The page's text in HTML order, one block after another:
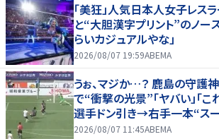
「美狂」人気日本人女子レス
と“大胆漢字プリント”のノー
らいカジュアルやな」
2026/08/07 19:59ABEMA
うぉ、マジか…？ 鹿島の守護
で“衝撃の光景”「ヤバい」「こ
選手ドン引き→右手一本“ス
2026/08/07 11:45ABEMA